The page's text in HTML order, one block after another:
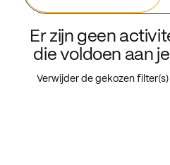
Er zijn geen
die voldoen aan
Verwijder de gekozen